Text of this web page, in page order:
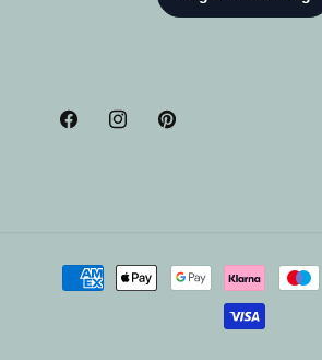
FacebookInstagramPinterest
Betalningsmetoder